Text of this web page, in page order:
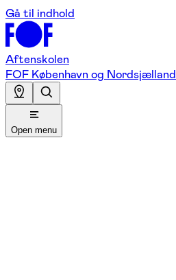
Gå til indhold
Aftenskolen
FOF København og Nordsjælland
Open menu